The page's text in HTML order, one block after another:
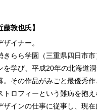
敦也氏】
イナー。
きらら学園（三重県四日市
を学び、平成20年の北海道
。その作品がみごと最優秀
トロフィーという難病を抱
ザインの仕事に従事し、現